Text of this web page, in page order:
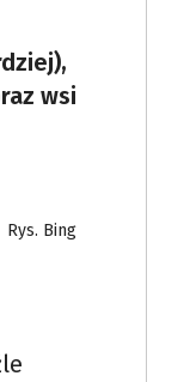
wsi
Rys. Bing